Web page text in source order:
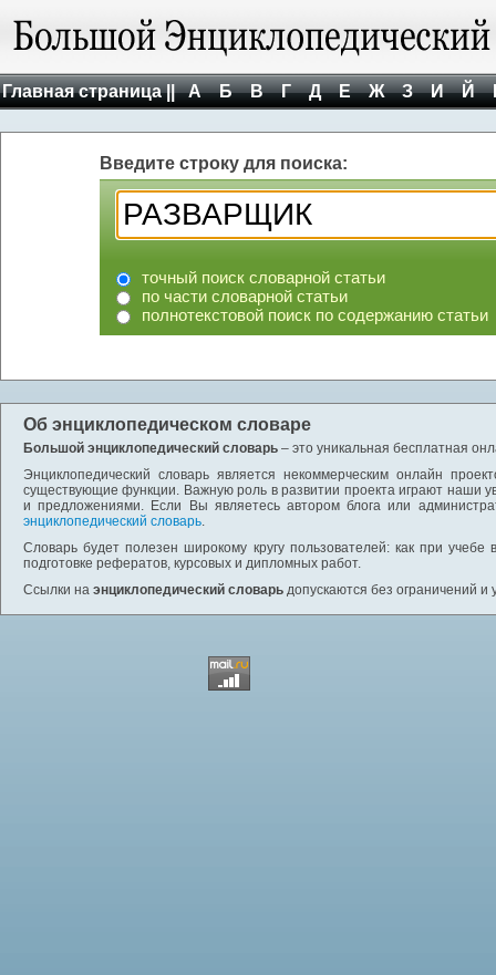
Главная страница || А Б В Г Д Е Ж З И Й
Введите строку для поиска:
точный поиск словарной статьи
по части словарной статьи
полнотекстовой поиск по содержанию статьи
Об энциклопедическом словаре
Большой энциклопедический словарь – это уникальная бесплатная
Энциклопедический словарь является некоммерческим онлайн
существующие функции. Важную роль в развитии проекта играют наши
и предложениями. Если Вы являетесь автором блога или
энциклопедический словарь.
Словарь будет полезен широкому кругу пользователей: как при
подготовке рефератов, курсовых и дипломных работ.
Ссылки на энциклопедический словарь допускаются без ограничений и